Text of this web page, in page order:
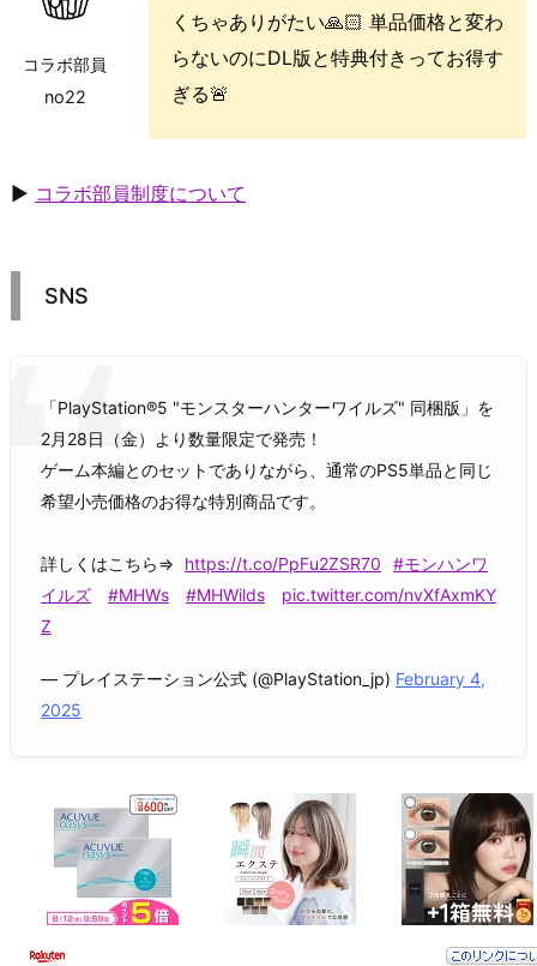
コラボ部員
no22
くちゃありがたい🙏🏻 単品価格と変わ
らないのにDL版と特典付きってお得す
ぎる🚨
▶ コラボ部員制度について
SNS
「PlayStation®5 "モンスターハンターワイルズ" 同梱版」を
2月28日（金）より数量限定で発売！
ゲーム本編とのセットでありながら、通常のPS5単品と同じ
希望小売価格のお得な特別商品です。
詳しくはこちら⇒ https://t.co/PpFu2ZSR70
#モンハンワ
イルズ
#MHWs #MHWilds
pic.twitter.com/nvXfAxmKY
Z
— プレイステーション公式 (@PlayStation_jp) February 4,
2025